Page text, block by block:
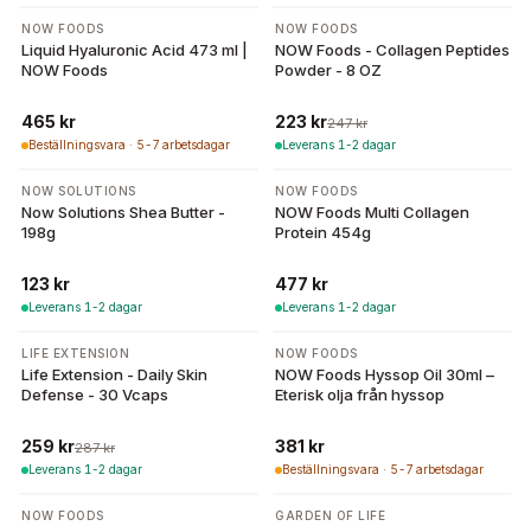
NOW FOODS
Liquid Hyaluronic Acid 473 ml |
NOW Foods
465 kr
Beställningsvara · 5-7 arbetsdagar
-10%
NOW FOODS
NOW Foods - Collagen Peptides
Powder - 8 OZ
223 kr247 kr
Leverans 1-2 dagar
NOW SOLUTIONS
Now Solutions Shea Butter -
198g
123 kr
Leverans 1-2 dagar
NOW FOODS
NOW Foods Multi Collagen
Protein 454g
477 kr
Leverans 1-2 dagar
-10%
LIFE EXTENSION
Life Extension - Daily Skin
Defense - 30 Vcaps
259 kr287 kr
Leverans 1-2 dagar
NOW FOODS
NOW Foods Hyssop Oil 30ml –
Eterisk olja från hyssop
381 kr
Beställningsvara · 5-7 arbetsdagar
NOW FOODS -10%
GARDEN OF LIFE